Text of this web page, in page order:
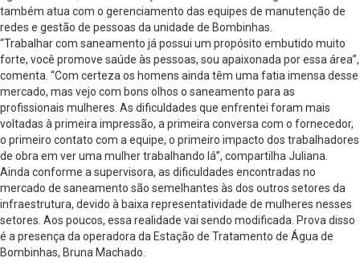
também atua com o gerenciamento das equipes de manutenção de
redes e gestão de pessoas da unidade de Bombinhas.
“Trabalhar com saneamento já possui um propósito embutido muito
forte, você promove saúde às pessoas, sou apaixonada por essa área”,
comenta. “Com certeza os homens ainda têm uma fatia imensa desse
mercado, mas vejo com bons olhos o saneamento para as
profissionais mulheres. As dificuldades que enfrentei foram mais
voltadas à primeira impressão, a primeira conversa com o fornecedor,
o primeiro contato com a equipe, o primeiro impacto dos trabalhadores
de obra em ver uma mulher trabalhando lá”, compartilha Juliana.
Ainda conforme a supervisora, as dificuldades encontradas no
mercado de saneamento são semelhantes às dos outros setores da
infraestrutura, devido à baixa representatividade de mulheres nesses
setores. Aos poucos, essa realidade vai sendo modificada. Prova disso
é a presença da operadora da Estação de Tratamento de Água de
Bombinhas, Bruna Machado.